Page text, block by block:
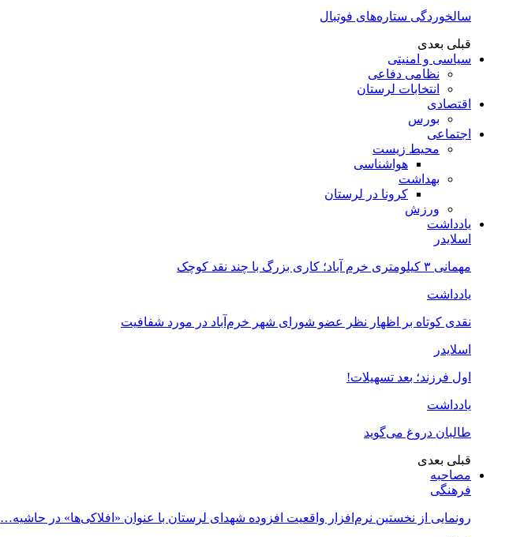
سالخوردگی ستاره‌های فوتبال
قبلی بعدی
سیاسی و امنیتی
نظامی دفاعی
انتخابات لرستان
اقتصادی
بورس
اجتماعی
محیط زیست
هواشناسی
بهداشت
کرونا در لرستان
ورزش
یادداشت
اسلایدر
مهمانی ۳ کیلومتری خرم آباد؛ کاری بزرگ با چند نقد کوچک
یادداشت
نقدی کوتاه بر اظهار نظر عضو شورای شهر خرم‌آباد در مورد شفافیت
اسلایدر
اول فرزند؛ بعد تسهیلات!
یادداشت
طالبان دروغ می‌گوید
قبلی بعدی
مصاحبه
فرهنگی
رونمایی از نخستین نرم‌افزار واقعیت افزوده شهدای لرستان با عنوان «افلاکی‌ها» در حاشیه…